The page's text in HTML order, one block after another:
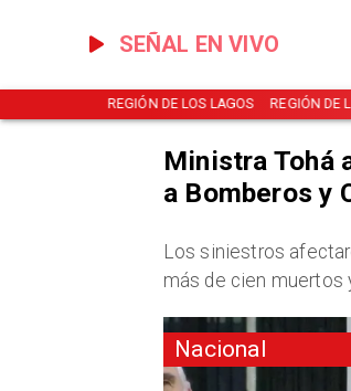
SEÑAL EN VIVO
REGIÓN DE LOS LAGOS REGIÓN DE
Nacional
Ministra Tohá
a Bomberos y
​Los siniestros
más de cien muertos